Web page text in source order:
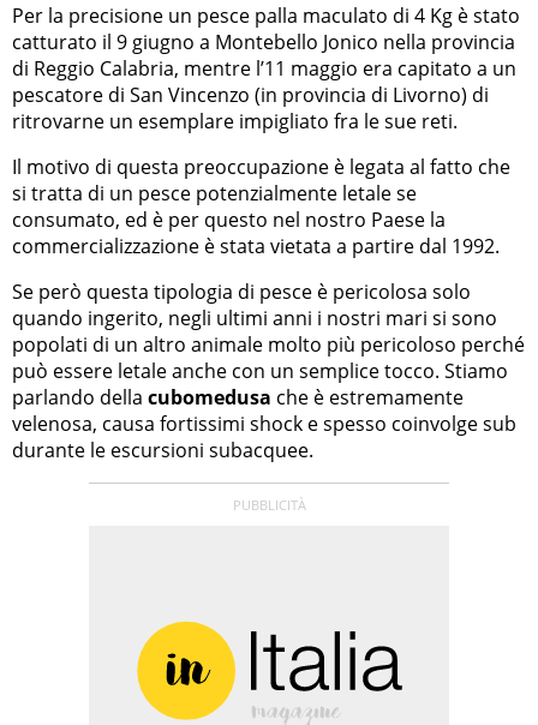
Per la precisione un pesce palla maculato di 4 Kg è stato
catturato il 9 giugno a Montebello Jonico nella provincia
di Reggio Calabria, mentre l’11 maggio era capitato a un
pescatore di San Vincenzo (in provincia di Livorno) di
ritrovarne un esemplare impigliato fra le sue reti.
Il motivo di questa preoccupazione è legata al fatto che
si tratta di un pesce potenzialmente letale se
consumato, ed è per questo nel nostro Paese la
commercializzazione è stata vietata a partire dal 1992.
Se però questa tipologia di pesce è pericolosa solo
quando ingerito, negli ultimi anni i nostri mari si sono
popolati di un altro animale molto più pericoloso perché
può essere letale anche con un semplice tocco. Stiamo
parlando della cubomedusa che è estremamente
velenosa, causa fortissimi shock e spesso coinvolge sub
durante le escursioni subacquee.